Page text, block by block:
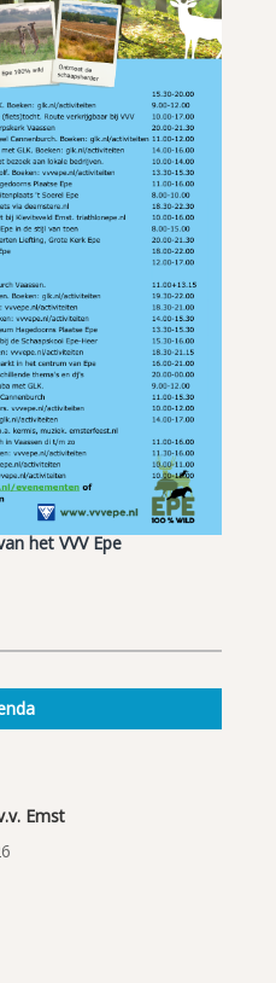
het VVV Epe
Emst